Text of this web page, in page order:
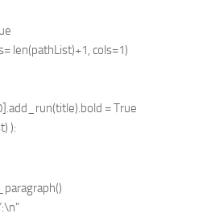
len(pathList)+1, cols=1)
= True
):